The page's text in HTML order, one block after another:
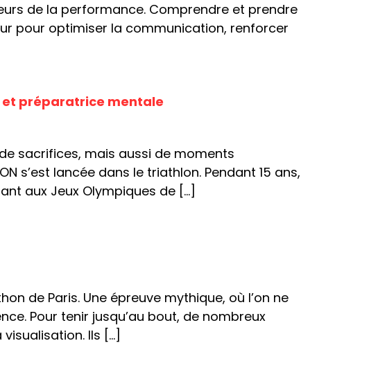
de la performance. Comprendre et prendre
pour optimiser la communication, renforcer
et préparatrice mentale
sacrifices, mais aussi de moments
s’est lancée dans le triathlon. Pendant 15 ans,
aux Jeux Olympiques de […]
de Paris. Une épreuve mythique, où l’on ne
Pour tenir jusqu’au bout, de nombreux
Ils […]